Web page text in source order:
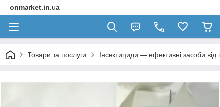
onmarket.in.ua
Товари та послуги Інсектициди — ефективні засоби від